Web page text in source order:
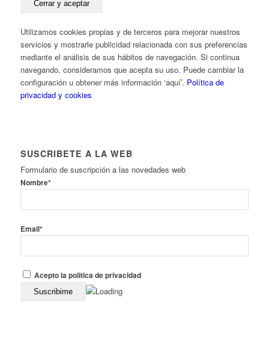
Utilizamos cookies propias y de terceros para mejorar nuestros
servicios y mostrarle publicidad relacionada con sus preferencias
mediante el análisis de sus hábitos de navegación. Si continua
navegando, consideramos que acepta su uso. Puede cambiar la
configuración u obtener más información ‘aquí’. Política de
privacidad y cookies
SUSCRIBETE A LA WEB
Formulario de suscripción a las novedades web
Nombre*
Email*
Acepto la politica de privacidad